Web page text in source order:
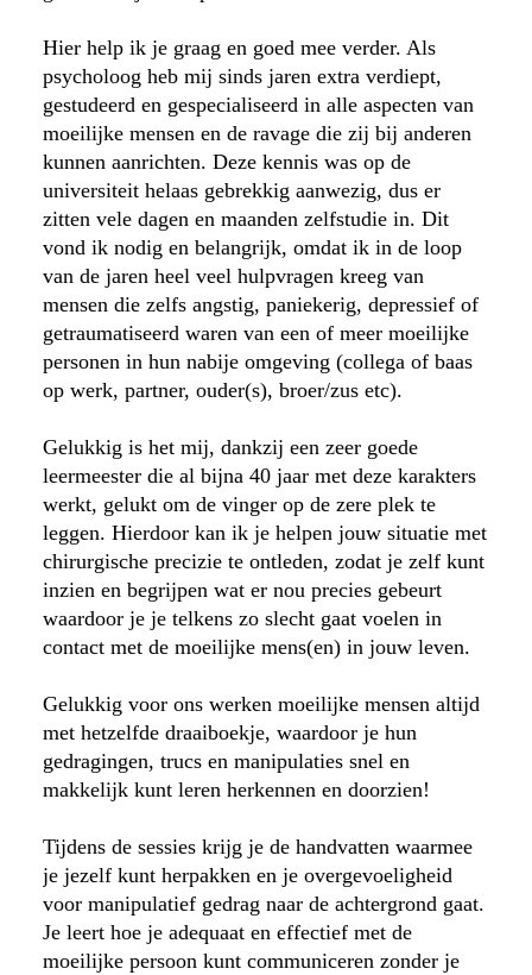
Hier help ik je graag en goed mee verder. Als
psycholoog heb mij sinds jaren extra verdiept,
gestudeerd en gespecialiseerd in alle aspecten van
moeilijke mensen en de ravage die zij bij anderen
kunnen aanrichten. Deze kennis was op de
universiteit helaas gebrekkig aanwezig, dus er
zitten vele dagen en maanden zelfstudie in. Dit
vond ik nodig en belangrijk, omdat ik in de loop
van de jaren heel veel hulpvragen kreeg van
mensen die zelfs angstig, paniekerig, depressief of
getraumatiseerd waren van een of meer moeilijke
personen in hun nabije omgeving (collega of baas
op werk, partner, ouder(s), broer/zus etc).
Gelukkig is het mij, dankzij een zeer goede
leermeester die al bijna 40 jaar met deze karakters
werkt, gelukt om de vinger op de zere plek te
leggen. Hierdoor kan ik je helpen jouw situatie met
chirurgische precizie te ontleden, zodat je zelf kunt
inzien en begrijpen wat er nou precies gebeurt
waardoor je je telkens zo slecht gaat voelen in
contact met de moeilijke mens(en) in jouw leven.
Gelukkig voor ons werken moeilijke mensen altijd
met hetzelfde draaiboekje, waardoor je hun
gedragingen, trucs en manipulaties snel en
makkelijk kunt leren herkennen en doorzien!
Tijdens de sessies krijg je de handvatten waarmee
je jezelf kunt herpakken en je overgevoeligheid
voor manipulatief gedrag naar de achtergrond gaat.
Je leert hoe je adequaat en effectief met de
moeilijke persoon kunt communiceren zonder je